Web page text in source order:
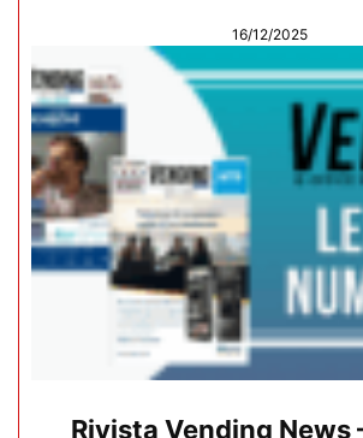
16/12/2025
Rivista Vending News